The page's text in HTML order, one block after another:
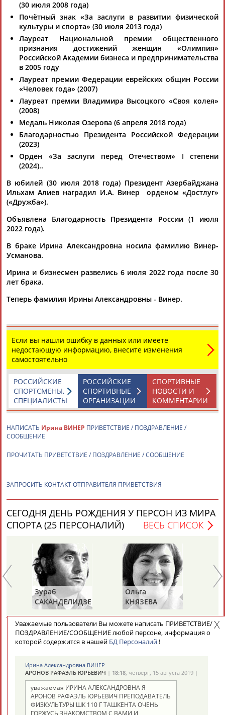
(30 июля 2008 года)
Почётный знак «За заслуги в развитии физической
культуры и спорта» (30 июля 2013 года)
Лауреат Национальной премии общественного
признания достижений женщин «Олимпия»
Российской Академии бизнеса и предпринимательства
в 2005 году
Лауреат премии Федерации еврейских общин России
«Человек года» (2007)
Лауреат премии Владимира Высоцкого «Своя колея»
(2008)
Медаль Николая Озерова (6 апреля 2018 года)
Благодарностью Президента Российской Федерации
(2023)
Орден «За заслуги перед Отечеством» I степени
(2024)..
В юбилей (30 июля 2018 года) Президент Азербайджана
Ильхам Алиев наградил И.А. Винер орденом «Достлуг»
(«Дружба»).
Объявлена Благодарность Президента России (1 июля
2022 года).
В браке Ирина Александровна носила фамилию Винер-
Усманова.
Ирина и бизнесмен развелись 6 июля 2022 года после 30
лет брака.
Теперь фамилия Ирины Александровны - Винер.
Если вы нашли ошибку в данных или имеете
недостающую информацию, внесите изменения
самостоятельно
СПОРТИВНЫЕ
НОВОСТИ И
КОММЕНТАРИИ
РОССИЙСКИЕ
СПОРТИВНЫЕ
ОРГАНИЗАЦИИ
РОССИЙСКИЕ
СПОРТСМЕНЫ,
СПЕЦИАЛИСТЫ
НАПИСАТЬ Ирина ВИНЕР ПРИВЕТСТВИЕ / ПОЗДРАВЛЕНИЕ /
СООБЩЕНИЕ
ПРОЧИТАТЬ ПРИВЕТСТВИЕ / ПОЗДРАВЛЕНИЕ / СООБЩЕНИЕ
ЗАПРОСИТЬ КОНТАКТ ОТПРАВИТЕЛЯ ПРИВЕТСТВИЯ
СЕГОДНЯ ДЕНЬ РОЖДЕНИЯ У ПЕРСОН ИЗ МИРА
СПОРТА (25 ПЕРСОНАЛИЙ)
ВЕСЬ СПИСОК
САКАНДЕЛИДЗЕ
КНЯЗЕВА
СЕГОДНЯ ДЕНЬ ПАМЯТИ У ПЕРСОН ИЗ МИРА
СПОРТА (2 ПЕРСОНАЛИЙ)
ВЕСЬ СПИСОК
Владимир
Володар
Уважаемые пользователи Вы можете написать ПРИВЕТСТВИЕ/
ПОЗДРАВЛЕНИЕ/СООБЩЕНИЕ любой персоне, информация о
которой содержится в нашей БД Персоналий!
Ирина Александровна ВИНЕР
АРОНОВ РАФАЭЛЬ ЮРЬЕВИЧ | 18:18, четверг, 15 августа 2019 |
уважаемая ИРИНА АЛЕКСАНДРОВНА Я
АРОНОВ РАФАЭЛЬ ЮРЬЕВИЧ ПРЕПОДАВАТЕЛЬ
ФИЗКУЛЬТУРЫ ШК 110 Г ТАШКЕНТА ОЧЕНЬ
ГОРЖУСЬ ЗНАКОМСТВОМ С ВАМИ И